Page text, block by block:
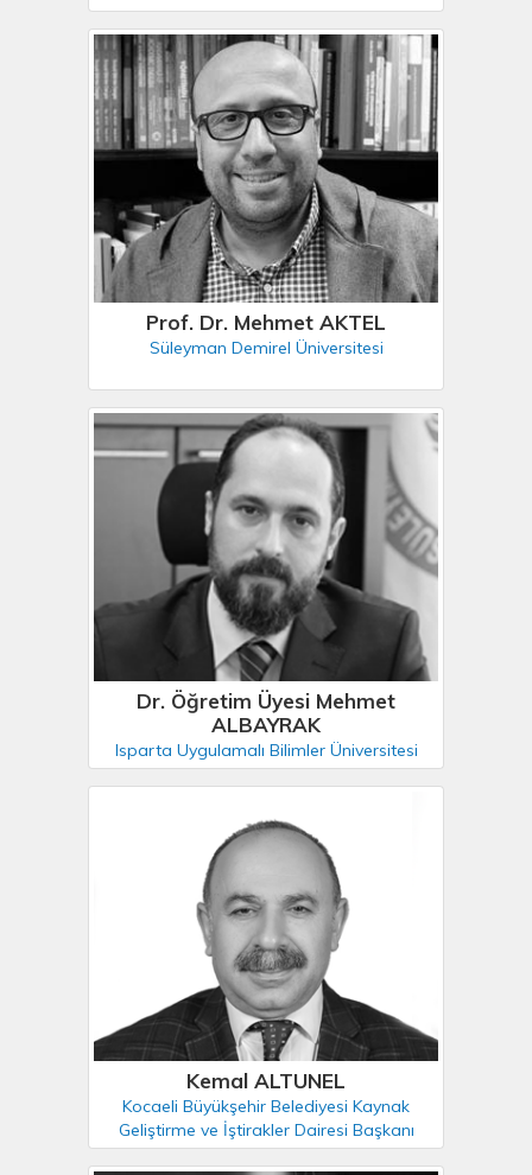
Prof. Dr. Mehmet AKTEL
Süleyman Demirel Üniversitesi
Dr. Öğretim Üyesi Mehmet
ALBAYRAK
Isparta Uygulamalı Bilimler Üniversitesi
Kemal ALTUNEL
Kocaeli Büyükşehir Belediyesi Kaynak
Geliştirme ve İştirakler Dairesi Başkanı